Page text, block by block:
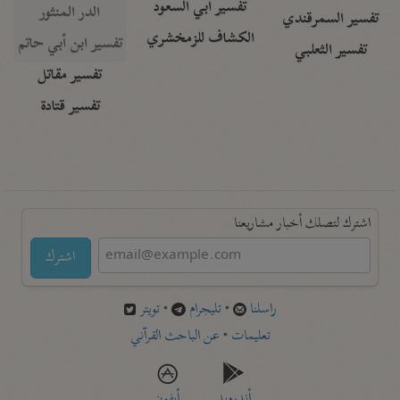
تفسير السمرقندي
تفسير الثعلبي
تفسير أبي السعود
الكشاف للزمخشري
الدر المنثور
تفسير ابن أبي حاتم
تفسير مقاتل
تفسير قتادة
اشترك لتصلك أخبار مشاريعنا
اشترك
راسلنا •تليجرام •تويتر
تعليمات •عن الباحث القرآني